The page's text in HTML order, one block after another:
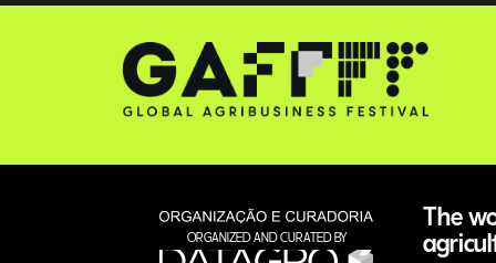
ORGANIZED AND CURATED BY
The